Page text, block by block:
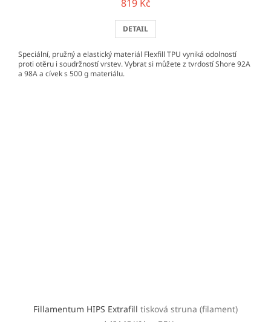
819 Kč
DETAIL
Speciální, pružný a elastický materiál Flexfill TPU vyniká odolností
proti otěru i soudržností vrstev. Vybrat si můžete z tvrdostí Shore 92A
a 98A a cívek s 500 g materiálu.
Fillamentum HIPS Extrafill tisková struna (filament)